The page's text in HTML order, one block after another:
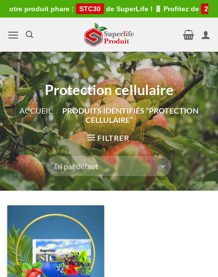
Passer
au
contenu
produit phare : STC30 de SuperLife ! 🧬 Profitez de 2
Protection cellulaire
ACCUEIL / PRODUITS IDENTIFIÉS “PROTECTION
CELLULAIRE”
FILTRER